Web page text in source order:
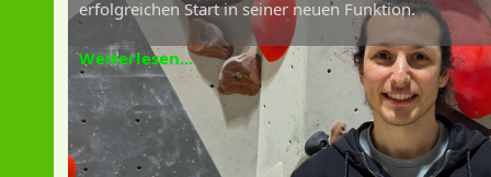
erfolgreichen Start in seiner neuen Funktion.
Weiterlesen...